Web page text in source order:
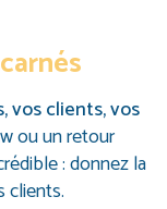
vos clients, vos
ou un retour
: donnez la
clients.